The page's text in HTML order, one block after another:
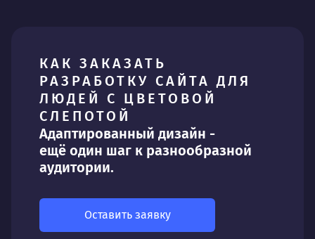
КАК ЗАКАЗАТЬ
РАЗРАБОТКУ САЙТА ДЛЯ
ЛЮДЕЙ С ЦВЕТОВОЙ
СЛЕПОТОЙ
Адаптированный дизайн -
ещё один шаг к разнообразной
аудитории.
Оставить заявку